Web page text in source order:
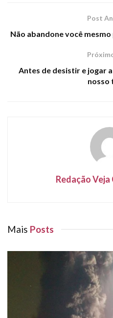
Post
Não abandone você
Antes de desistir e jogar
nosso
Redação
Mais Posts